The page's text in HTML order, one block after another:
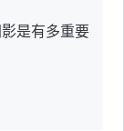
是有多重要